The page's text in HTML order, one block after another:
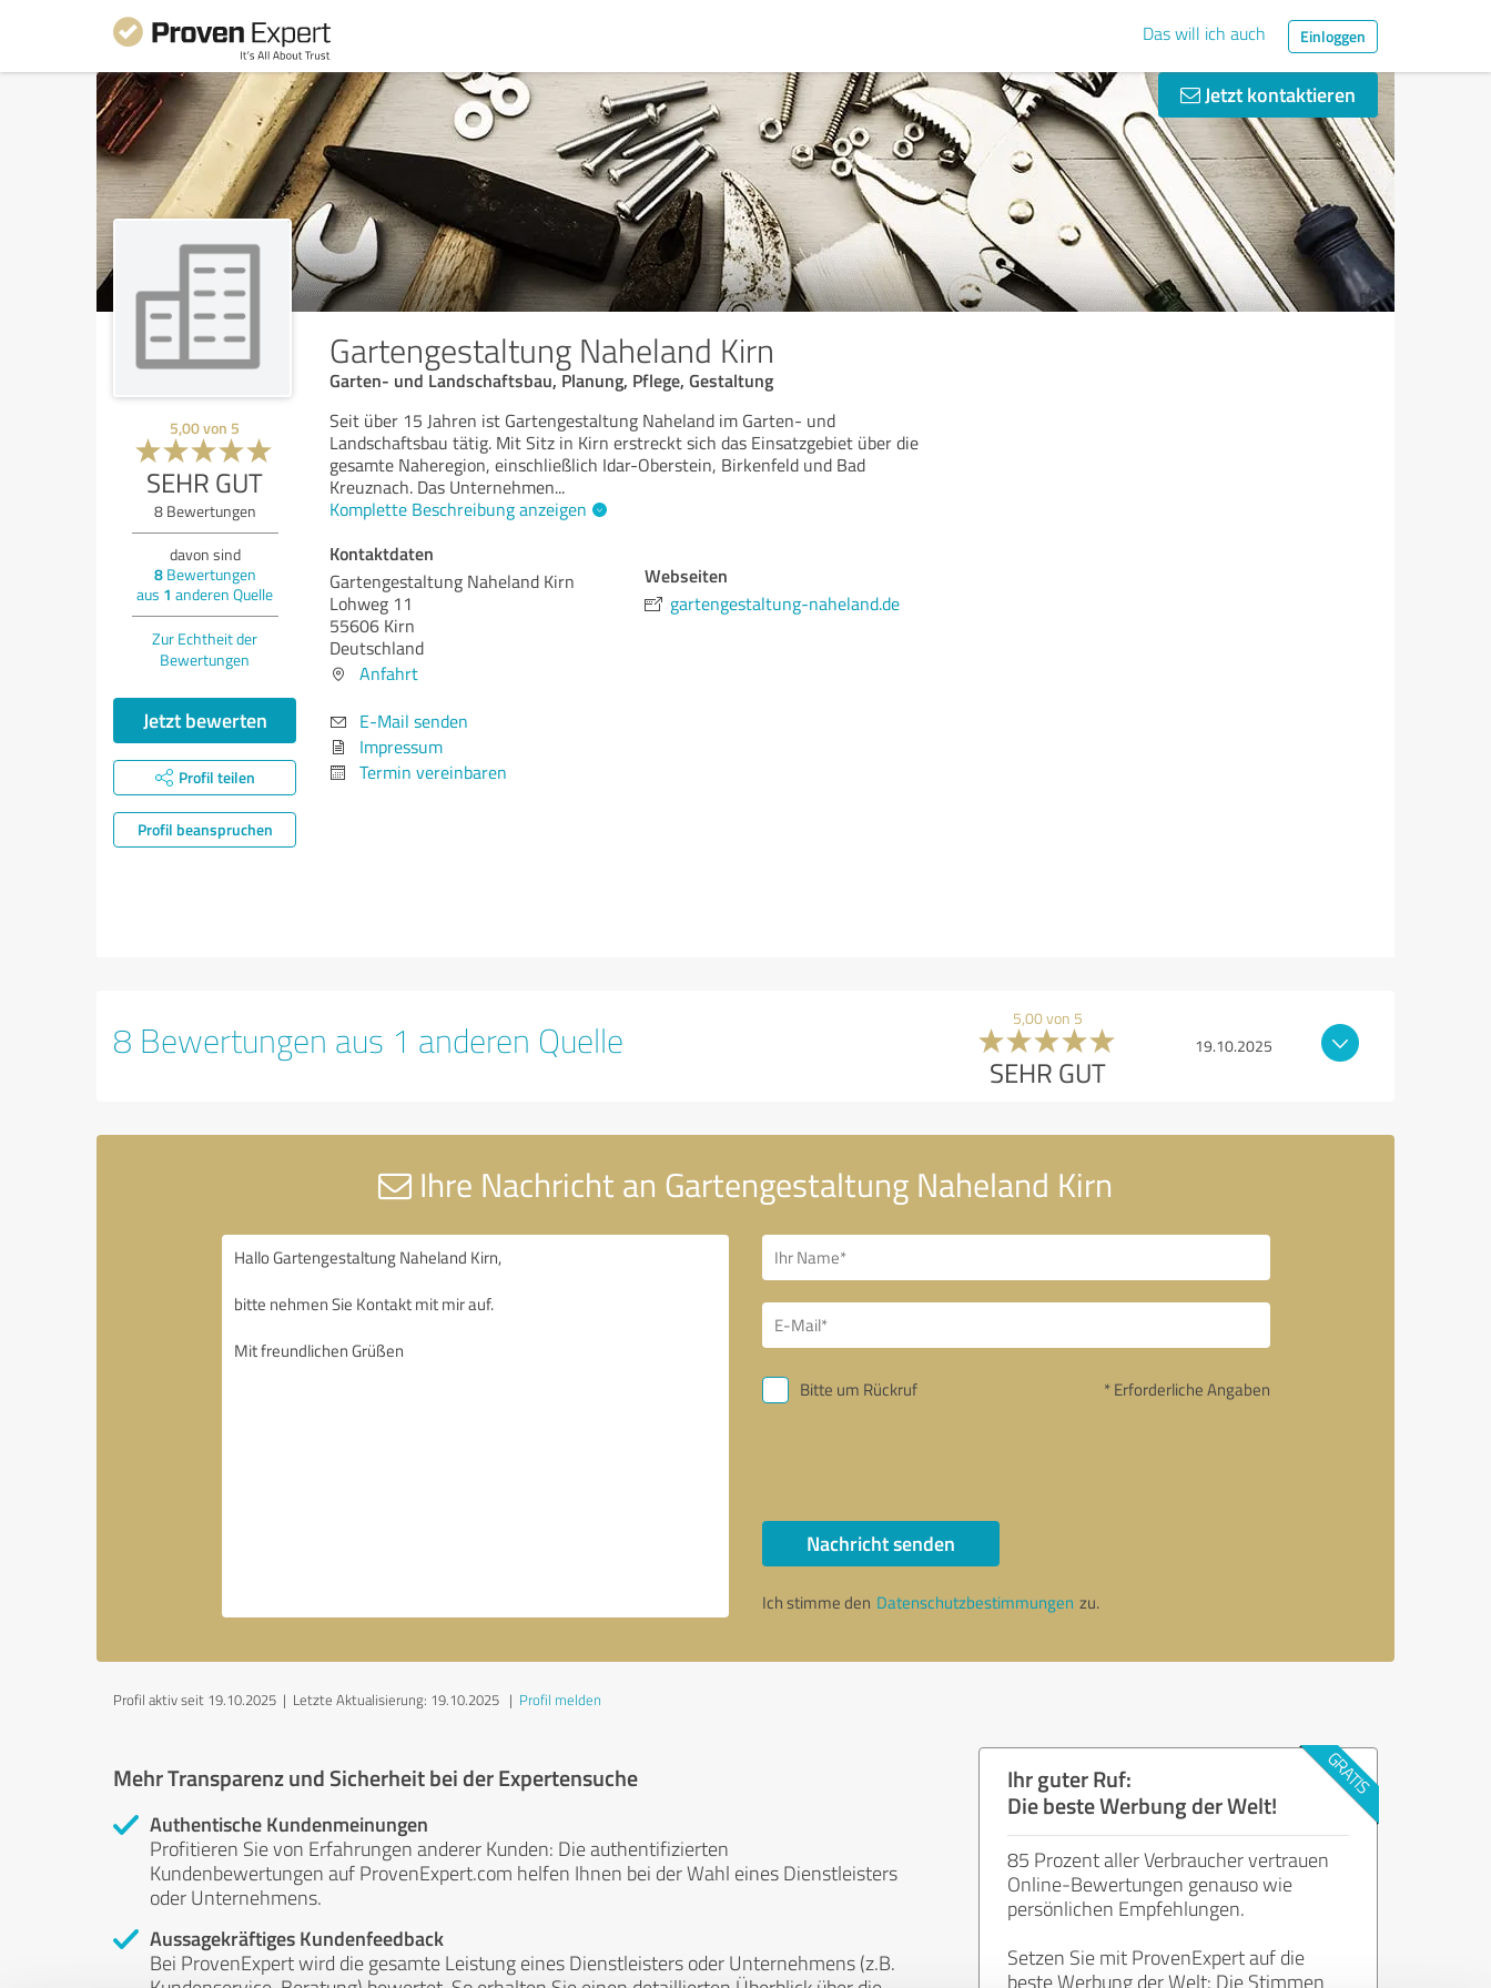
Das will ich auch Einloggen
Jetzt kontaktieren
Gartengestaltung Naheland Kirn
Garten- und Landschaftsbau, Planung, Pflege, Gestaltung
5,00von 5
SEHR GUT
8Bewertungen
davon sind
8Bewertungen
aus 1 anderen Quelle
Zur Echtheit der
Bewertungen
Jetzt bewerten
Profil teilen
Profil beanspruchen
Seit über 15 Jahren ist Gartengestaltung Naheland im Garten- und
Landschaftsbau tätig. Mit Sitz in Kirn erstreckt sich das Einsatzgebiet über die
gesamte Naheregion, einschließlich Idar-Oberstein, Birkenfeld und Bad
Kreuznach. Das Unternehmen...
Komplette Beschreibung anzeigen
Kontaktdaten
Gartengestaltung Naheland Kirn
Lohweg 11
55606 Kirn
Deutschland
Anfahrt
E-Mail senden
Impressum
Termin vereinbaren
Webseiten
gartengestaltung-naheland.de
8 Bewertungen aus 1 anderen Quelle 5,00 von 5
SEHR GUT
19.10.2025
Ihre Nachricht an Gartengestaltung Naheland Kirn
Bitte um Rückruf * Erforderliche Angaben
Nachricht senden
Ich stimme den Datenschutzbestimmungen zu.
Profil aktiv seit 19.10.2025 | Letzte Aktualisierung: 19.10.2025 | Profil melden
Mehr Transparenz und Sicherheit bei der Expertensuche
Authentische Kundenmeinungen
Profitieren Sie von Erfahrungen anderer Kunden: Die authentifizierten
Kundenbewertungen auf ProvenExpert.com helfen Ihnen bei der Wahl eines Dienstleisters
oder Unternehmens.
Aussagekräftiges Kundenfeedback
Bei ProvenExpert wird die gesamte Leistung eines Dienstleisters oder Unternehmens (z.B.
Ihr guter Ruf:
Die beste Werbung der Welt!
85 Prozent aller Verbraucher vertrauen
Online-Bewertungen genauso wie
persönlichen Empfehlungen.
Setzen Sie mit ProvenExpert auf die
beste Werbung der Welt: Die Stimmen